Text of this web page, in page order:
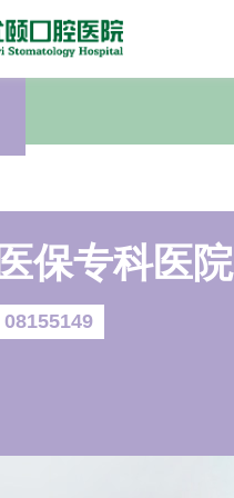
保专科医院
08155149